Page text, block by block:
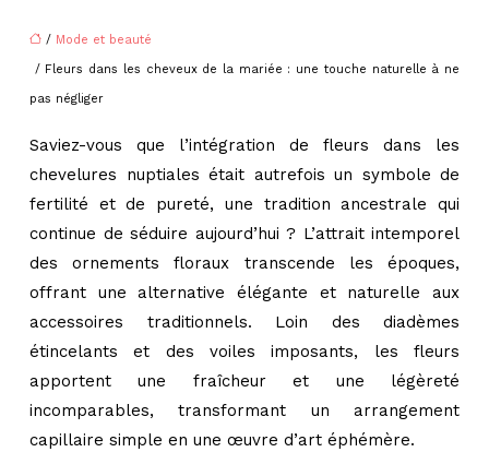
/ Mode et beauté
/ Fleurs dans les cheveux de la mariée : une touche naturelle à ne
pas négliger
Saviez-vous que l’intégration de fleurs dans les
chevelures nuptiales était autrefois un symbole de
fertilité et de pureté, une tradition ancestrale qui
continue de séduire aujourd’hui ? L’attrait intemporel
des ornements floraux transcende les époques,
offrant une alternative élégante et naturelle aux
accessoires traditionnels. Loin des diadèmes
étincelants et des voiles imposants, les fleurs
apportent une fraîcheur et une légèreté
incomparables, transformant un arrangement
capillaire simple en une œuvre d’art éphémère.